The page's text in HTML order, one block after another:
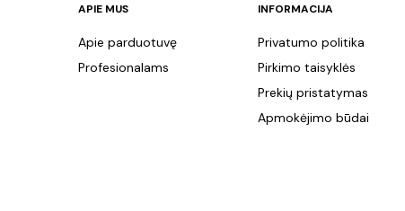
APIE MUS
Apie parduotuvę
Profesionalams
INFORMACIJA
Privatumo politika
Pirkimo taisyklės
Prekių pristatymas
Apmokėjimo būdai